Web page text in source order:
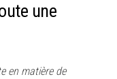
une
en matière de